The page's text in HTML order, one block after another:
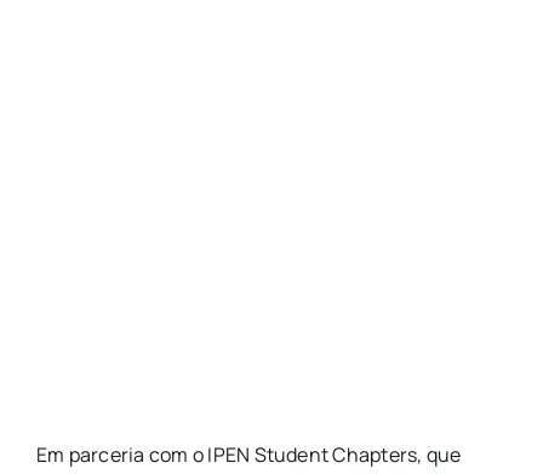
Em parceria com o IPEN Student Chapters, que